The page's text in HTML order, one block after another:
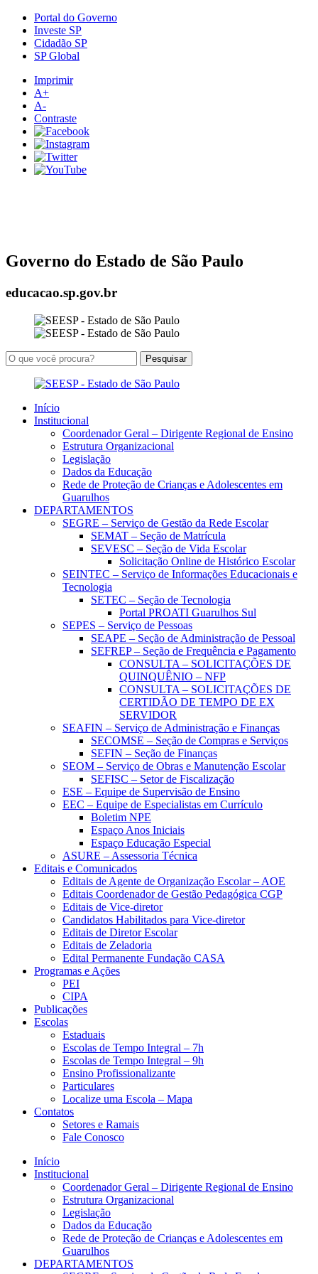
Portal do Governo
Investe SP
Cidadão SP
SP Global
Imprimir
A+
A-
Contraste
Governo do Estado de São Paulo
educacao.sp.gov.br
Início
Institucional
Coordenador Geral – Dirigente Regional de Ensino
Estrutura Organizacional
Legislação
Dados da Educação
Rede de Proteção de Crianças e Adolescentes em
Guarulhos
DEPARTAMENTOS
SEGRE – Serviço de Gestão da Rede Escolar
SEMAT – Seção de Matrícula
SEVESC – Seção de Vida Escolar
Solicitação Online de Histórico Escolar
SEINTEC – Serviço de Informações Educacionais e
Tecnologia
SETEC – Seção de Tecnologia
Portal PROATI Guarulhos Sul
SEPES – Serviço de Pessoas
SEAPE – Seção de Administração de Pessoal
SEFREP – Seção de Frequência e Pagamento
CONSULTA – SOLICITAÇÕES DE
QUINQUÊNIO – NFP
CONSULTA – SOLICITAÇÕES DE
CERTIDÃO DE TEMPO DE EX
SERVIDOR
SEAFIN – Serviço de Administração e Finanças
SECOMSE – Seção de Compras e Serviços
SEFIN – Seção de Finanças
SEOM – Serviço de Obras e Manutenção Escolar
SEFISC – Setor de Fiscalização
ESE – Equipe de Supervisão de Ensino
EEC – Equipe de Especialistas em Currículo
Boletim NPE
Espaço Anos Iniciais
Espaço Educação Especial
ASURE – Assessoria Técnica
Editais e Comunicados
Editais de Agente de Organização Escolar – AOE
Editais Coordenador de Gestão Pedagógica CGP
Editais de Vice-diretor
Candidatos Habilitados para Vice-diretor
Editais de Diretor Escolar
Editais de Zeladoria
Edital Permanente Fundação CASA
Programas e Ações
PEI
CIPA
Publicações
Escolas
Estaduais
Escolas de Tempo Integral – 7h
Escolas de Tempo Integral – 9h
Ensino Profissionalizante
Particulares
Localize uma Escola – Mapa
Contatos
Setores e Ramais
Fale Conosco
Início
Institucional
Coordenador Geral – Dirigente Regional de Ensino
Estrutura Organizacional
Legislação
Dados da Educação
Rede de Proteção de Crianças e Adolescentes em
Guarulhos
DEPARTAMENTOS